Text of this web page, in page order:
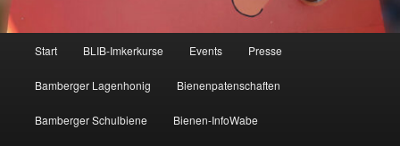
Start BLIB-Imkerkurse Events Presse
Bamberger Lagenhonig Bienenpatenschaften
Bamberger Schulbiene Bienen-InfoWabe